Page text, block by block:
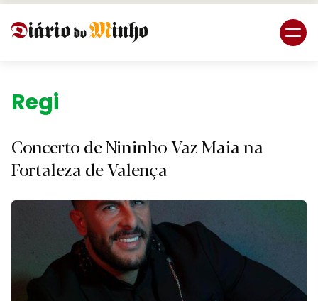
Região.
Concerto de Nininho Vaz Maia na
Fortaleza de Valença